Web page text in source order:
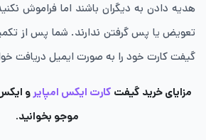
هدیه دادن به دیگران باشند اما فراموش
تعویض یا پس گرفتن ندارند. شما پس از
گیفت کارت خود را به صورت ایمیل دریافت
مزایای خرید گیفت کارت ایکس امپایرو
موجو بخوانید.